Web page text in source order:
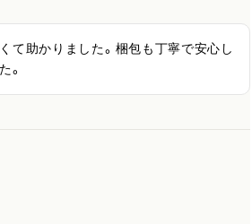
て助かりました。梱包も丁寧で安心し
。